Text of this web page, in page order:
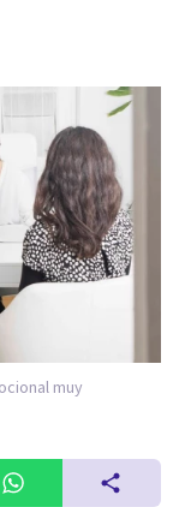
muy